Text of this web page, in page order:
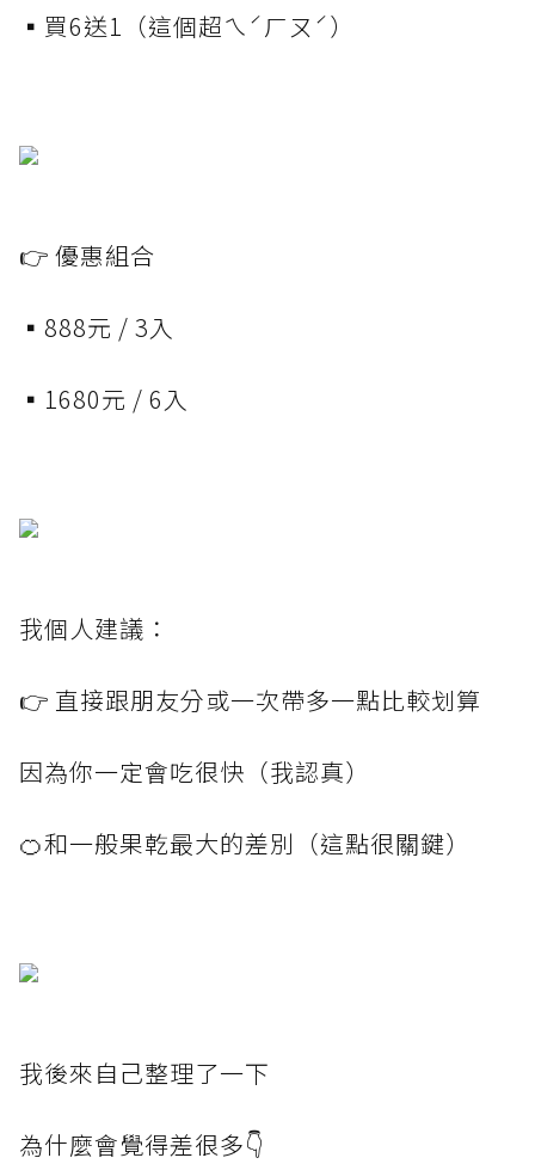
▪️買6送1（這個超ㄟˊㄏㄡˊ）
👉 優惠組合
▪️888元 / 3入
▪️1680元 / 6入
我個人建議：
👉 直接跟朋友分或一次帶多一點比較划算
因為你一定會吃很快（我認真）
🍊和一般果乾最大的差別（這點很關鍵）
我後來自己整理了一下
為什麼會覺得差很多👇